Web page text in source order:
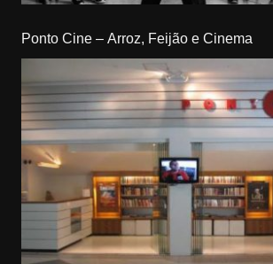
Ponto Cine – Arroz, Feijão e Cinema